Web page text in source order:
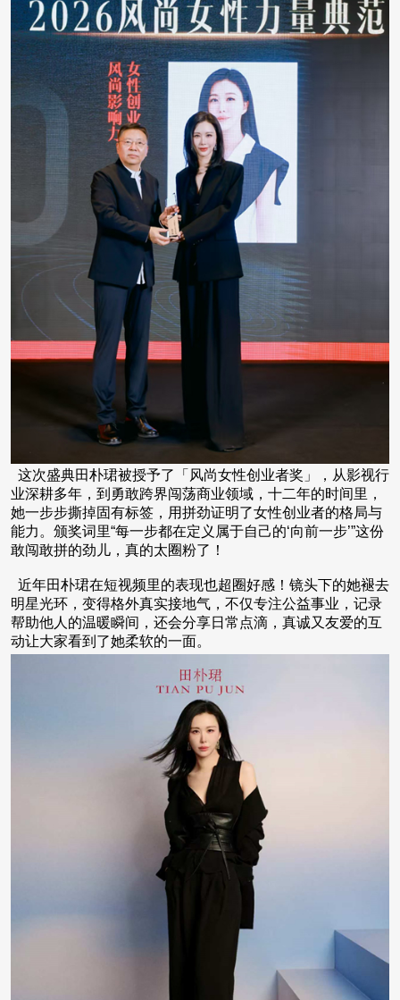
这次盛典田朴珺被授予了「风尚女性创业者奖」，从影视行
业深耕多年，到勇敢跨界闯荡商业领域，十二年的时间里，
她一步步撕掉固有标签，用拼劲证明了女性创业者的格局与
能力。颁奖词里“每一步都在定义属于自己的‘向前一步’”这份
敢闯敢拼的劲儿，真的太圈粉了！
近年田朴珺在短视频里的表现也超圈好感！镜头下的她褪去
明星光环，变得格外真实接地气，不仅专注公益事业，记录
帮助他人的温暖瞬间，还会分享日常点滴，真诚又友爱的互
动让大家看到了她柔软的一面。